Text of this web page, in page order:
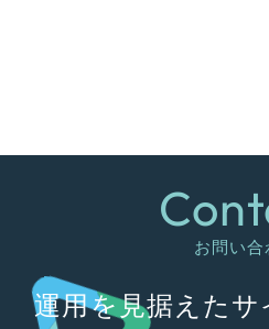
お問い合
運用を見据えたサ